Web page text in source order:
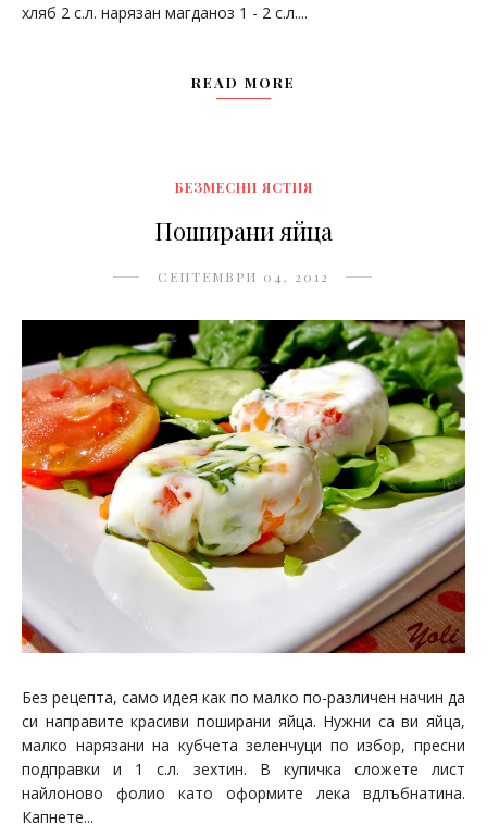
хляб 2 с.л. нарязан магданоз 1 - 2 с.л....
READ MORE
БЕЗМЕСНИ ЯСТИЯ
Поширани яйца
СЕПТЕМВРИ 04, 2012
Без рецепта, само идея как по малко по-различен начин да
си направите красиви поширани яйца. Нужни са ви яйца,
малко нарязани на кубчета зеленчуци по избор, пресни
подправки и 1 с.л. зехтин. В купичка сложете лист
найлоново фолио като оформите лека вдлъбнатина.
Капнете...